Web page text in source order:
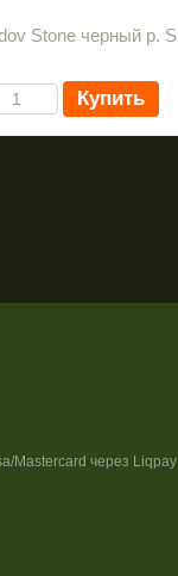
Stone черный р. S
Купить